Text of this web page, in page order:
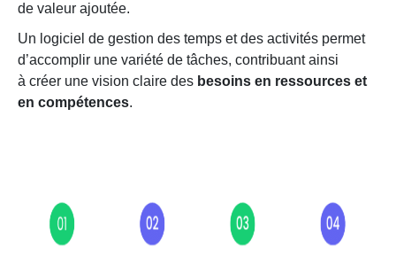
de valeur ajoutée.
Un logiciel de gestion des temps et des activités permet
d’accomplir une variété de tâches, contribuant ainsi
à créer une vision claire des besoins en ressources et
en compétences.